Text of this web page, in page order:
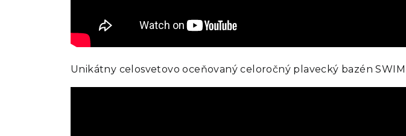
Unikátny celosvetovo oceňovaný celoročný plavecký bazén SWIM